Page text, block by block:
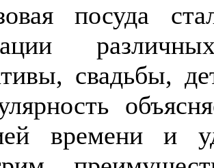
посуда
свадьбы,
времени и